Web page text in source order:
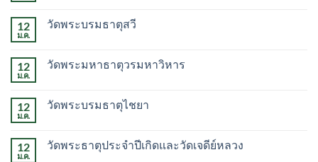
บน
ระนอง
12
ม.ค.
วัดพระบรมธาตุสวี
บน
สวี
12
ม.ค.
วัดพระมหาธาตุวรมหาวิหาร
บน
วรมหาวิหาร
12
ม.ค.
วัดพระบรมธาตุไชยา
บน
12
ม.ค.
วัดพระธาตุประจำปีเกิดและวัดเจดีย์หลวง